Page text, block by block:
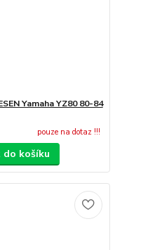
Yamaha YZ80 80-84
pouze na dotaz !!!
do košíku